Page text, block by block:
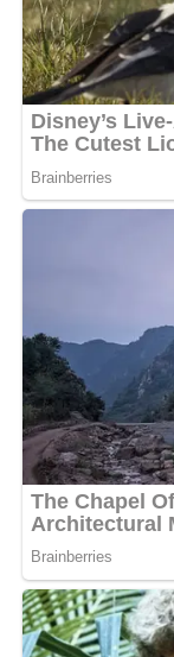
tout en
francophone
Pour les fans
comme une
Plus qu’un
au sommet
incontestée
gabonaises
désormais à
détail sur la
déjà comme un
MOTS-CLÉS : UNE